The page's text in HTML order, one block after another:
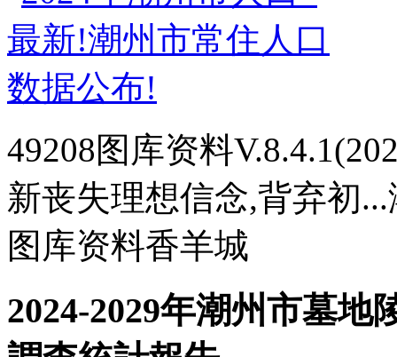
49208图库资料
新丧失理想信念,背弃初
图库资料香羊城
2024-2029年潮州市墓